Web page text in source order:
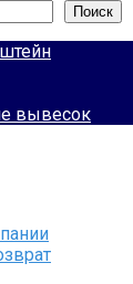
Поиск
вывесок